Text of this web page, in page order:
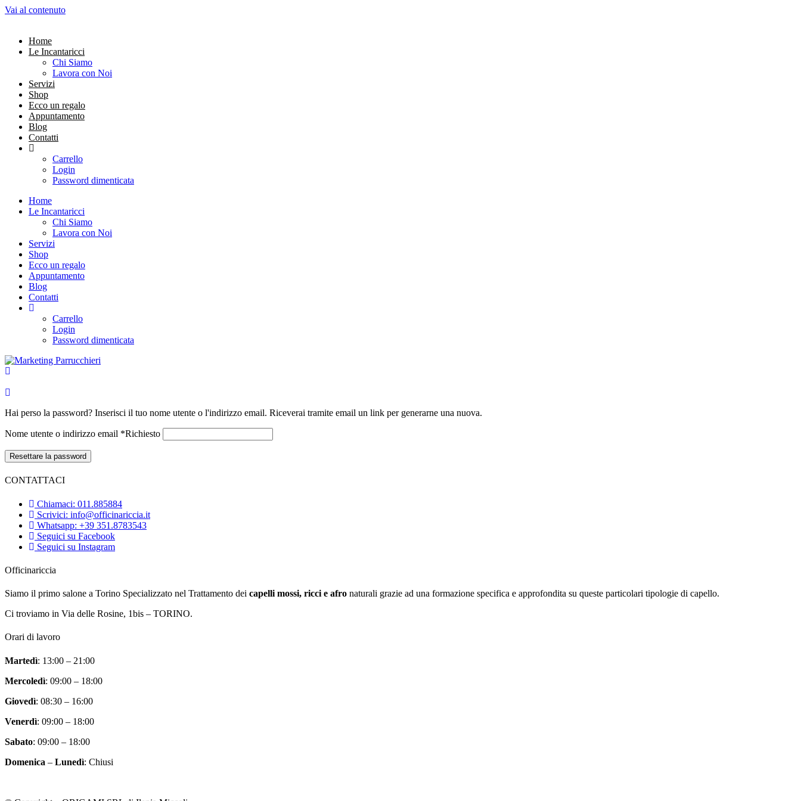
Vai al contenuto
Home
Le Incantaricci
Chi Siamo
Lavora con Noi
Servizi
Shop
Ecco un regalo
Appuntamento
Blog
Contatti
Carrello
Login
Password dimenticata
Home
Le Incantaricci
Chi Siamo
Lavora con Noi
Servizi
Shop
Ecco un regalo
Appuntamento
Blog
Contatti
Carrello
Login
Password dimenticata
Hai perso la password? Inserisci il tuo nome utente o l'indirizzo email. Riceverai tramite email un link per generarne una nuova.
Nome utente o indirizzo email *Richiesto
Resettare la password
CONTATTACI
Chiamaci: 011.885884
Scrivici: info@officinariccia.it
Whatsapp: +39 351.8783543
Seguici su Facebook
Seguici su Instagram
Officinariccia
Siamo il primo salone a Torino Specializzato nel Trattamento dei capelli mossi, ricci e afro naturali grazie ad una formazione specifica e approfondita su queste particolari tipologie di capello.
Ci troviamo in Via delle Rosine, 1bis – TORINO.
Orari di lavoro
Martedì: 13:00 – 21:00
Mercoledì: 09:00 – 18:00
Giovedì: 08:30 – 16:00
Venerdì: 09:00 – 18:00
Sabato: 09:00 – 18:00
Domenica – Lunedì: Chiusi